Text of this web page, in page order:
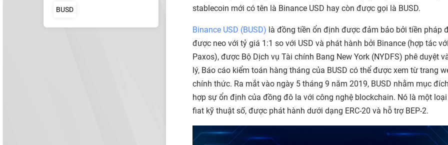
BUSD
stablecoin mới có tên là Binance USD hay còn được gọi là BUSD.
Binance USD (BUSD) là đồng tiền ổn định được đảm bảo bởi tiền pháp
được neo với tỷ giá 1:1 so với USD và phát hành bởi Binance (hợp tác
Paxos), được Bộ Dịch vụ Tài chính Bang New York (NYDFS) phê duyệt
lý, Báo cáo kiểm toán hàng tháng của BUSD có thể được xem từ trang
chính thức. Ra mắt vào ngày 5 tháng 9 năm 2019, BUSD nhằm mục
hợp sự ổn định của đồng đô la với công nghệ blockchain. Nó là một
fiat kỹ thuật số, được phát hành dưới dạng ERC-20 và hỗ trợ BEP-2.